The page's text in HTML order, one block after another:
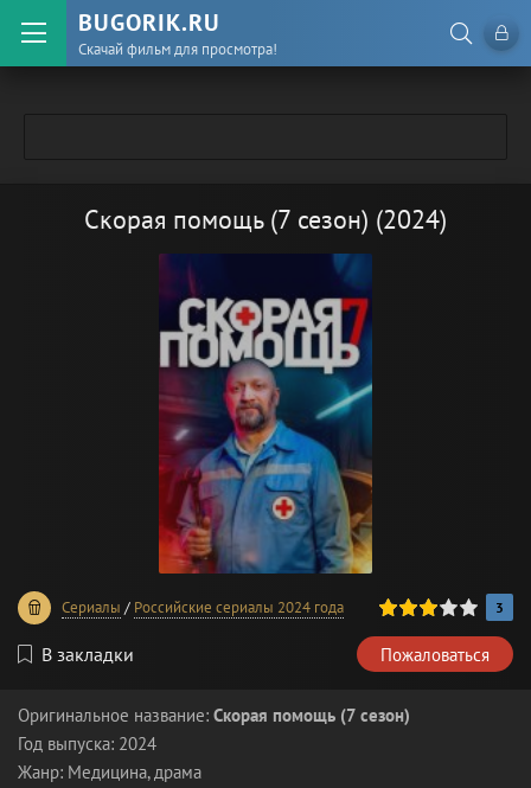
BUGORIK.RU
Скачай фильм для просмотра!
Скорая помощь (7 сезон) (2024)
Сериалы / Российские сериалы 2024 года
60 1 2 3 4 5 3
В закладки Пожаловаться
Оригинальное название: Скорая помощь (7 сезон)
Год выпуска: 2024
Жанр: Медицина, драма